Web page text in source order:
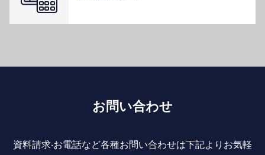
お問い合わせ
資料請求‧お電話など各種お問い合わせは下記よりお気軽